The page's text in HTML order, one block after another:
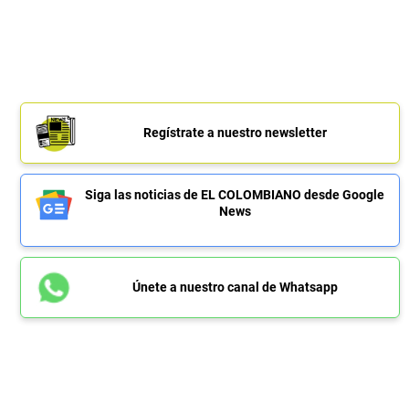
Regístrate a nuestro newsletter
Siga las noticias de EL COLOMBIANO desde Google
News
Únete a nuestro canal de Whatsapp